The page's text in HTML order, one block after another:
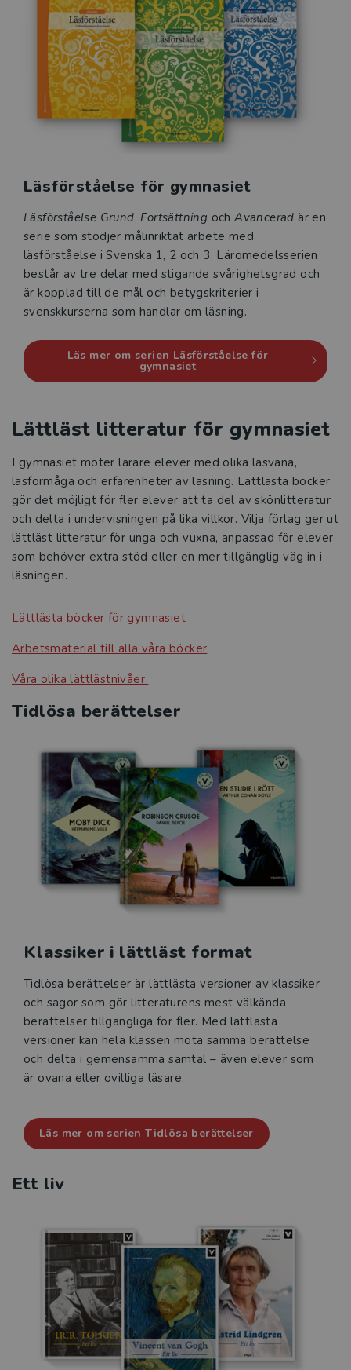
Läsförståelse för gymnasiet
Läsförståelse Grund, Fortsättning ochAvancerad är en
serie som stödjer målinriktat arbete med
läsförståelse i Svenska 1, 2 och 3. Läromedelsserien
består av tre delar med stigande svårighetsgrad och
är kopplad till de mål och betygskriterier i
svenskkurserna som handlar om läsning.
Läs mer om serien Läsförståelse för
gymnasiet
Lättläst litteratur för gymnasiet
I gymnasiet möter lärare elever med olika läsvana,
läsförmåga och erfarenheter av läsning. Lättlästa böcker
gör det möjligt för fler elever att ta del av skönlitteratur
och delta i undervisningen på lika villkor. Vilja förlag ger ut
lättläst litteratur för unga och vuxna, anpassad för elever
som behöver extra stöd eller en mer tillgänglig väg in i
läsningen.
Lättlästa böcker för gymnasiet
Arbetsmaterial till alla våra böcker
Våra olika lättlästnivåer
Tidlösa berättelser
Klassiker i lättläst format
Tidlösa berättelser är lättlästa versioner av klassiker
och sagor som gör litteraturens mest välkända
berättelser tillgängliga för fler. Med lättlästa
versioner kan hela klassen möta samma berättelse
och delta i gemensamma samtal – även elever som
är ovana eller ovilliga läsare.
Läs mer om serien Tidlösa berättelser
Ett liv